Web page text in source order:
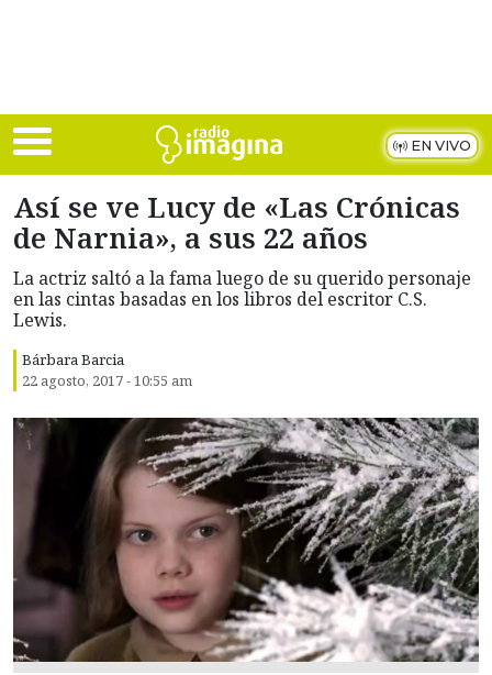
EN VIVO
Así se ve Lucy de «Las Crónicas
de Narnia», a sus 22 años
La actriz saltó a la fama luego de su querido personaje
en las cintas basadas en los libros del escritor C.S.
Lewis.
Bárbara Barcia
22 agosto, 2017 - 10:55 am